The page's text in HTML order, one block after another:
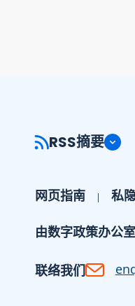
RSS摘要
网页指南 私
由数字政策办公
联络我们